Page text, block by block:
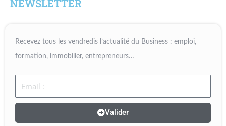
NEWSLETTER
Recevez tous les vendredis l’actualité du Business : emploi,
formation, immobilier, entrepreneurs…
Email
Valider